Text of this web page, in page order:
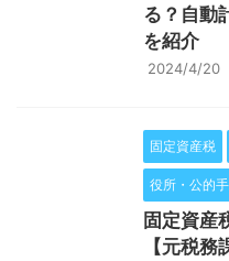
る？自動
を紹介
2024/4/20
固定資産税
役所・公的
固定資産
【元税